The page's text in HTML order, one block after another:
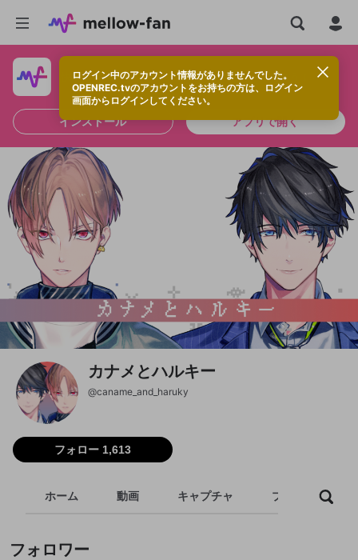
ログイン中のアカウント情報がありませんでした。
OPENREC.tvのアカウントをお持ちの方は、ログイン
画面からログインしてください。
快適に視聴するなら、アプリをインストールしよう！
インストール アプリで開く
カナメとハルキー
@caname_and_haruky
フォロー 1,613
ホーム 動画 キャプチャ プレイリスト
フォロワー